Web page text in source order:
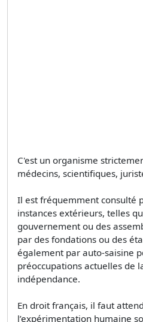
C'est un organisme
médecins, scientifiques,
Il est fréquemment consulté
instances extérieurs, telles
gouvernement ou des
par des fondations ou des
également par auto-saisine
préoccupations actuelles de
indépendance.
En droit français, il faut
l’expérimentation humaine